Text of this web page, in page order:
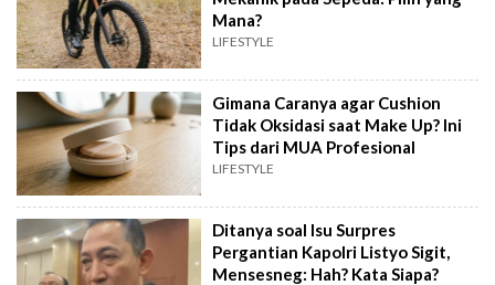
Mana?
LIFESTYLE
Gimana Caranya agar Cushion
Tidak Oksidasi saat Make Up? Ini
Tips dari MUA Profesional
LIFESTYLE
Ditanya soal Isu Surpres
Pergantian Kapolri Listyo Sigit,
Mensesneg: Hah? Kata Siapa?